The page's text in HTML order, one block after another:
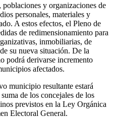
y organizaciones de
personales, materiales y
A estos efectos, el Pleno de
de redimensionamiento para
inmobiliarias, de
su nueva situación. De la
podrá derivarse incremento
afectados.
municipio resultante estará
de los concejales de los
previstos en la Ley Orgánica
Electoral General.